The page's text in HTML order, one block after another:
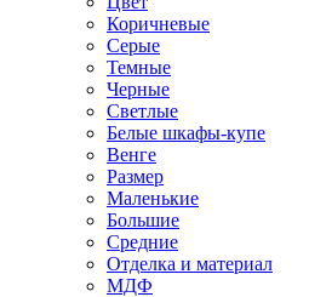
Коричневые
Серые
Темные
Черные
Светлые
Белые шкафы-купе
Венге
Размер
Маленькие
Большие
Средние
Отделка и материал
МДФ